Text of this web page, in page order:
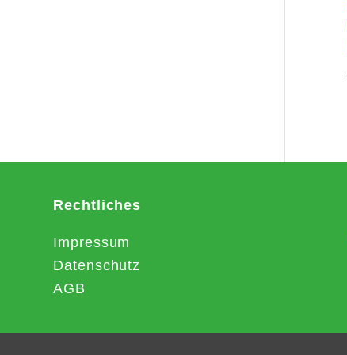
Rechtliches
Impressum
Datenschutz
AGB